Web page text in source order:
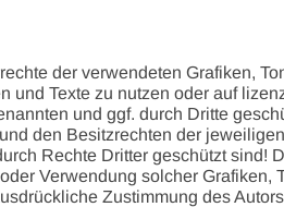
der verwendeten Grafiken,
und Texte zu nutzen oder auf
und ggf. durch Dritte
den Besitzrechten der
Rechte Dritter geschützt sind!
Verwendung solcher Grafiken,
Zustimmung des